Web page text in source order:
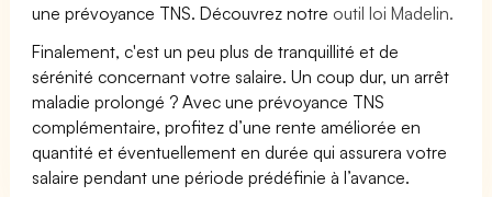
une prévoyance TNS. Découvrez notre outil loi Madelin.
Finalement, c'est un peu plus de tranquillité et de
sérénité concernant votre salaire. Un coup dur, un arrêt
maladie prolongé ? Avec une prévoyance TNS
complémentaire, profitez d’une rente améliorée en
quantité et éventuellement en durée qui assurera votre
salaire pendant une période prédéfinie à l’avance.